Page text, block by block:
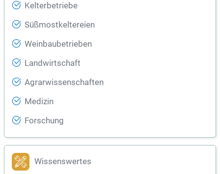
Kelterbetriebe
Süßmostkeltereien
Weinbaubetrieben
Landwirtschaft
Agrarwissenschaften
Medizin
Forschung
Wissenswertes